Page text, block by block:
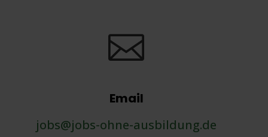

Email
jobs@jobs-ohne-ausbildung.de